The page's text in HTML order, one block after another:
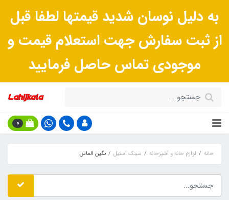
به دلیل نوسان شدید قیمتها لطفا قبل
از ثبت سفارش جهت استعلام قیمت و
موجودی تماس حاصل فرمایید
0
خانه لوازم خانه و آشپزخانه سینک استیل نگین الماس